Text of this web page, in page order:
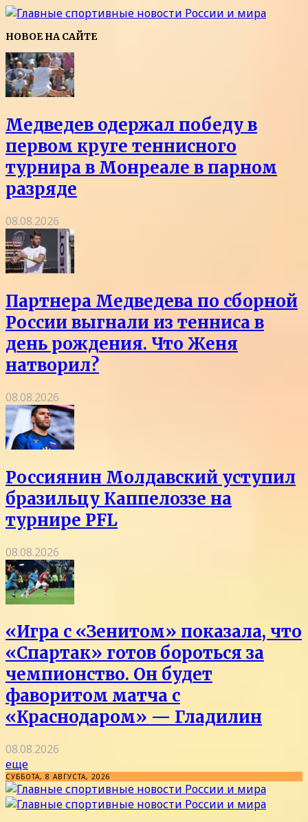
НОВОЕ НА САЙТЕ
Медведев одержал победу в
первом круге теннисного
турнира в Монреале в парном
разряде
08.08.2026
Партнера Медведева по сборной
России выгнали из тенниса в
день рождения. Что Женя
натворил?
08.08.2026
Россиянин Молдавский уступил
бразильцу Каппелоззе на
турнире PFL
08.08.2026
«Игра с «Зенитом» показала, что
«Спартак» готов бороться за
чемпионство. Он будет
фаворитом матча с
«Краснодаром» — Гладилин
08.08.2026
еще
СУББОТА, 8 АВГУСТА, 2026